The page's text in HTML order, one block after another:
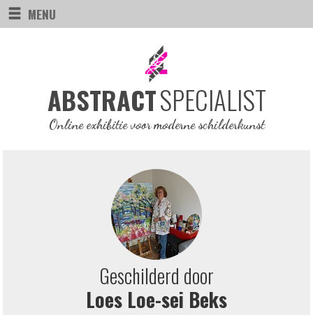
MENU
ABSTRACTSPECIALIST
Online exhibitie voor moderne schilderkunst
Geschilderd door
Loes Loe-sei Beks